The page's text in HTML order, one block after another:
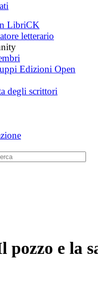
LibriCK
letterario
Edizioni Open
degli scrittori
pozzo e la